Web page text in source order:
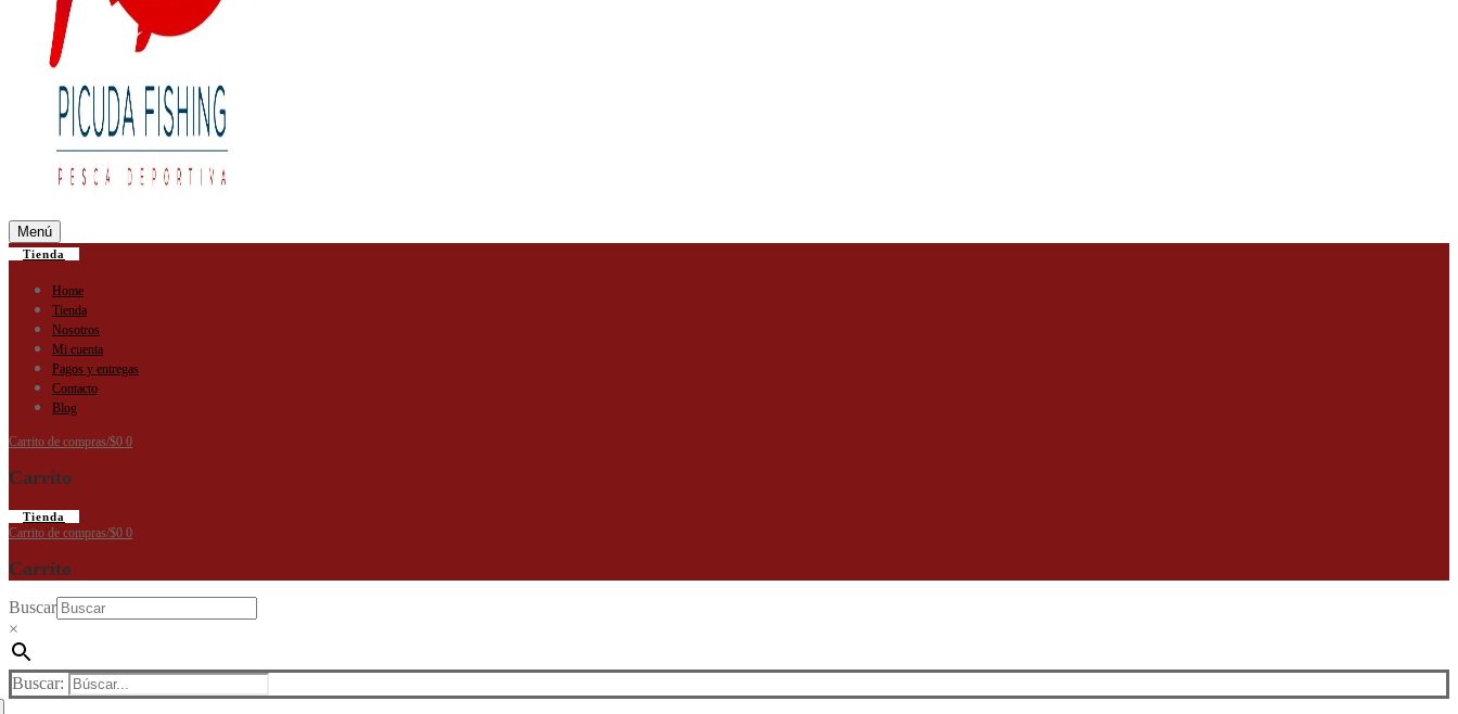
Menú
Tienda
Home
Tienda
Nosotros
Mi cuenta
Pagos y entregas
Contacto
Blog
Carrito de compras/$0 0
Carrito
Tienda
Carrito de compras/$0 0
Carrito
Buscar
×
Buscar: